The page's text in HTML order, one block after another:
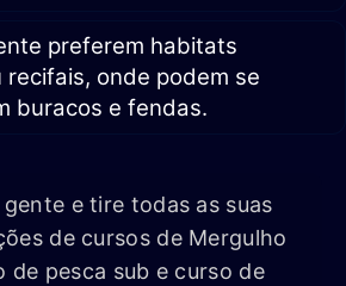
preferem habitats
recifais, onde podem se
buracos e fendas.
e tire todas as suas
de cursos de Mergulho
de pesca sub e curso de